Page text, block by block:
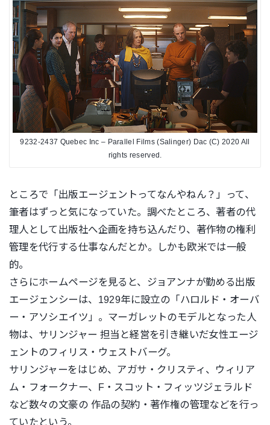
9232-2437 Quebec Inc – Parallel Films (Salinger) Dac (C) 2020 All
rights reserved.
ところで「出版エージェントってなんやねん？」って、
筆者はずっ と気になっていた。調べたところ、著者の代
理人として出版社へ企画を持ち込んだり、著作物の権利
管理を代行する仕事なんだとか。
しかも欧米では一般
的。
さらにホームページを見ると、ジョアンナが勤める出版
エージェン シーは、1929年に設立の「ハロルド・オーバ
ー・ アソシエイツ」。マーガレットのモデルとなった人
物は、 サリンジャー 担当と経営を引き継いだ女性エージ
ェントのフィリス・ウェストバーグ。
サリンジャーをはじめ、アガサ・クリスティ、ウィリア
ム・フォー クナー、F・スコット・フィッツジェラルド
など数々の文豪の 作品の契約・著作権の管理などを行っ
ていたという。